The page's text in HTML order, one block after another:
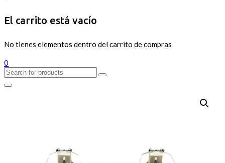
El carrito está vacío
No tienes elementos dentro del carrito de compras
0